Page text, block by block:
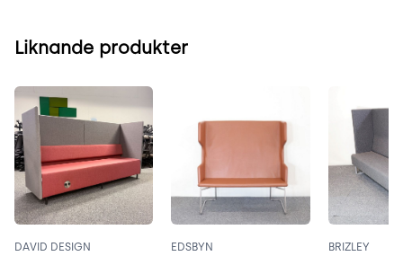
Liknande produkter
DAVID DESIGN EDSBYN BRIZLEY